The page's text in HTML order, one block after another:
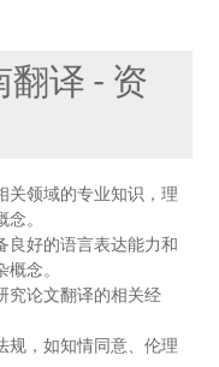
译 - 资
关领域的专业知识，理
。
良好的语言表达能力和
念。
究论文翻译的相关经
规，如知情同意、伦理